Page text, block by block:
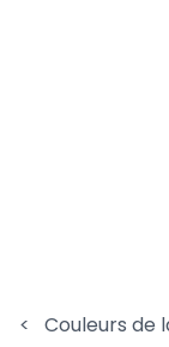
< Couleurs de